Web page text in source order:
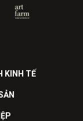
KINH TẾ